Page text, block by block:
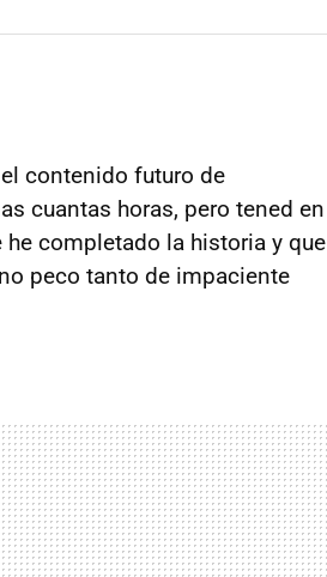
contenido futuro de
cuantas horas, pero tened en
completado la historia y que
peco tanto de impaciente